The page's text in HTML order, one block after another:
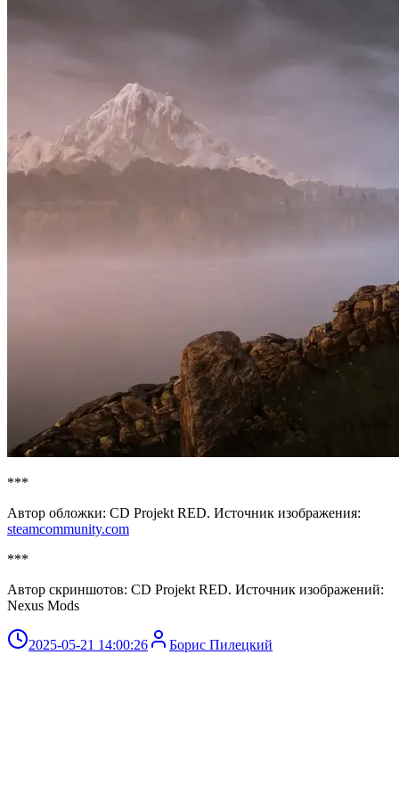
***
Автор обложки: CD Projekt RED. Источник изображения:
steamcommunity.com
***
Автор скриншотов: CD Projekt RED. Источник изображений:
Nexus Mods
2025-05-21 14:00:26 Борис Пилецкий